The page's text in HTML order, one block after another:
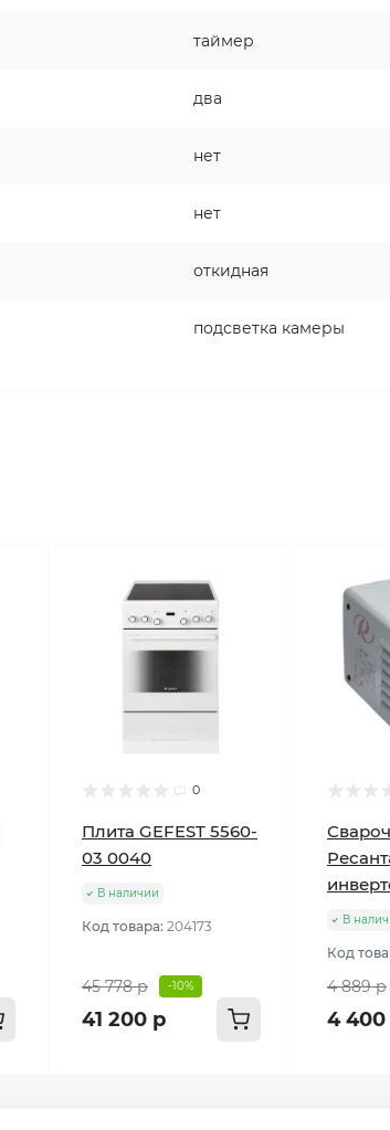
таймер
два
нет
нет
откидная
подсветка камеры
0
Плита GEFEST 5560-
03 0040
В наличии
Код товара: 204173
45 778 р -10%
41 200 р
В
Код
4 889 р
4 400